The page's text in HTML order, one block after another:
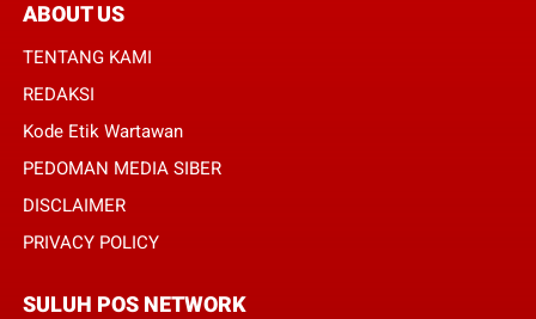
ABOUT US
TENTANG KAMI
REDAKSI
Kode Etik Wartawan
PEDOMAN MEDIA SIBER
DISCLAIMER
PRIVACY POLICY
SULUH POS NETWORK